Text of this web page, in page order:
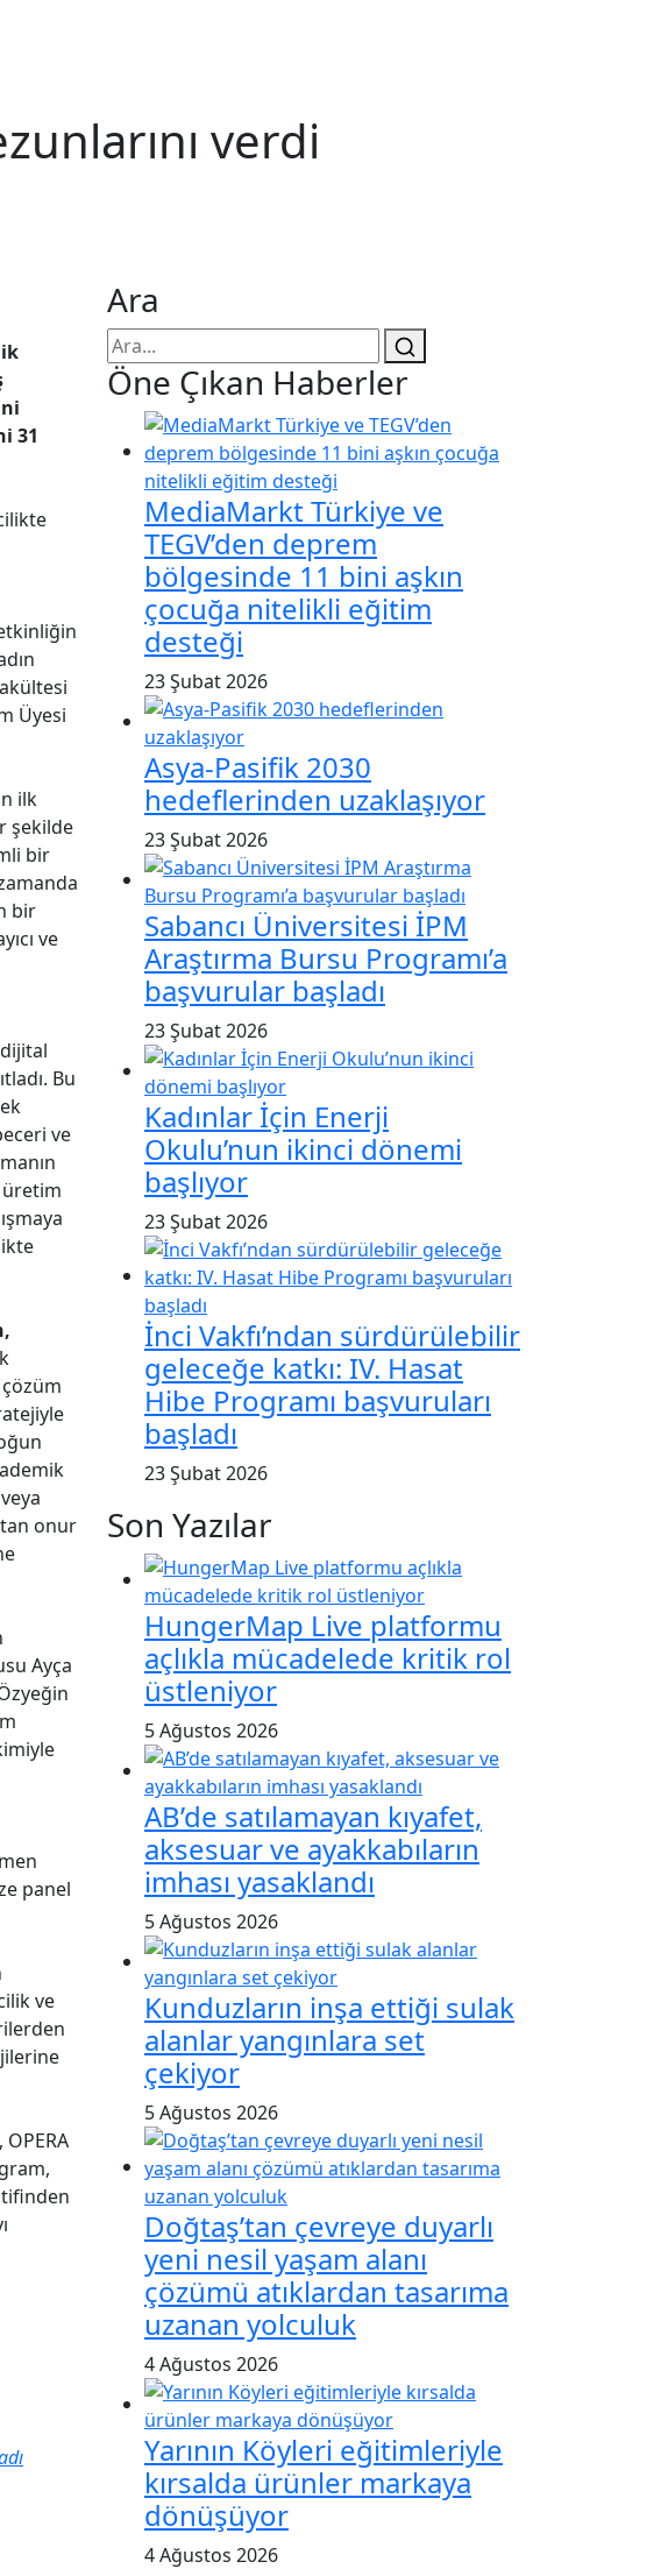
verdi
31
Üyesi
ilk
şekilde
bir
bir
ve
Bu
ve
üretim
onur
Ayça
panel
ve
Ara
Öne Çıkan Haberler
MediaMarkt Türkiye ve
TEGV’den deprem
bölgesinde 11 bini aşkın
çocuğa nitelikli eğitim
desteği
23 Şubat 2026
Asya-Pasifik 2030
hedeflerinden uzaklaşıyor
23 Şubat 2026
Sabancı Üniversitesi İPM
Araştırma Bursu Programı’a
başvurular başladı
23 Şubat 2026
Kadınlar İçin Enerji
Okulu’nun ikinci dönemi
başlıyor
23 Şubat 2026
İnci Vakfı’ndan sürdürülebilir
geleceğe katkı: IV. Hasat
Hibe Programı başvuruları
başladı
23 Şubat 2026
Son Yazılar
HungerMap Live platformu
açlıkla mücadelede kritik rol
üstleniyor
5 Ağustos 2026
AB’de satılamayan kıyafet,
aksesuar ve ayakkabıların
imhası yasaklandı
5 Ağustos 2026
Kunduzların inşa ettiği sulak
alanlar yangınlara set
çekiyor
5 Ağustos 2026
Doğtaş’tan çevreye duyarlı
yeni nesil yaşam alanı
çözümü atıklardan tasarıma
uzanan yolculuk
4 Ağustos 2026
Yarının Köyleri eğitimleriyle
kırsalda ürünler markaya
dönüşüyor
4 Ağustos 2026